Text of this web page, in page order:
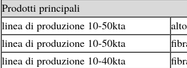
Prodotti principali
linea di produzione 10-50kta
linea di produzione 10-50kta
linea di produzione 10-40kta